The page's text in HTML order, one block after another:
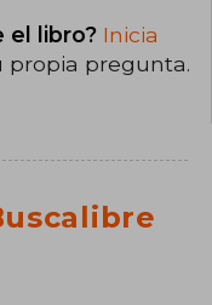
el libro? Inicia
propia pregunta.